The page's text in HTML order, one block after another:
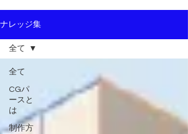
ナレッジ集
全て
CGパ
ースと
は
制作方
全て